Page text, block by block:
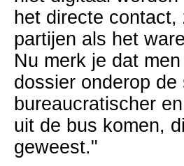
het directe
partijen als het
Nu merk je dat
dossier onderop
bureaucratischer
uit de bus komen,
geweest."